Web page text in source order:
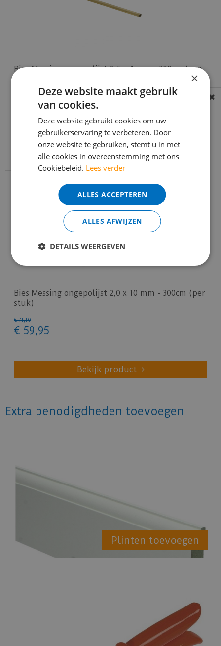
Bies Messing ongepolijst 2,5 x 4 mm - 300cm (per
95
Bekijk product
Bies Messing ongepolijst 2,0 x 10 mm - 300cm (per
stuk)
€ 71,10
€ 59,95
Bekijk product
Extra benodigdheden toevoegen
Plinten toevoegen
BEREIKBAARHEID
In verband met de vakantie periode zijn wij
t/m 14 augustus telefonisch helaas niet
bereikbaar.
Bestelling worden uiteraard verwerkt
echter iets minder snel dan wat je van ons
gewend bent.
Voor vragen kan je ons bereiken via
info@merkvloerenwinkel.nl
×
Deze website maakt gebruik
van cookies.
Deze website gebruikt cookies om uw
gebruikerservaring te verbeteren. Door
onze website te gebruiken, stemt u in met
alle cookies in overeenstemming met ons
Cookiebeleid. Lees verder
ALLES ACCEPTEREN
ALLES AFWIJZEN
DETAILS WEERGEVEN